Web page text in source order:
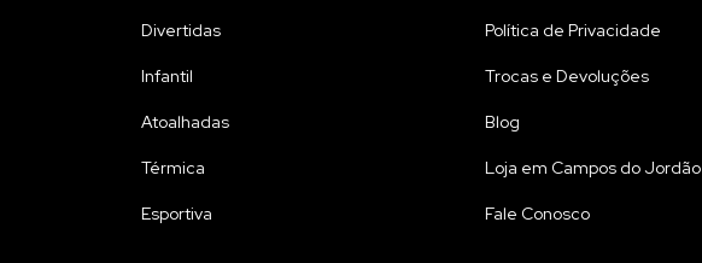
Divertidas
Infantil
Atoalhadas
Térmica
Esportiva
Política de Privacidade
Trocas e Devoluções
Blog
Loja em Campos do Jordão
Fale Conosco